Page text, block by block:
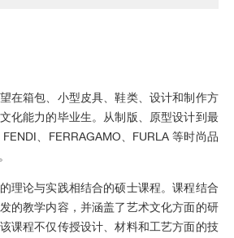
在箱包、小型皮具、鞋类、设计和制作方
化能力的毕业生。从制版、原型设计到最
、FERRAGAMO、FURLA 等时尚品
理论与实践相结合的硕士课程。课程结合
的教学内容，并涵盖了艺术文化方面的研
课程不仅传授设计、材料和工艺方面的技